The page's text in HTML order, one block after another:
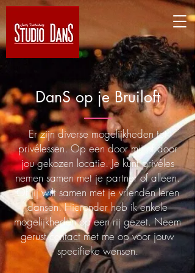
DanS op je Bruiloft
Er zijn diverse mogelijkheden tot
privélessen. Op een door mij of door
jou gekozen locatie. Je kunt privéles
nemen samen met je partner of alleen.
Of jij wilt samen met je vrienden leren
dansen. Hieronder heb ik enkele
mogelijkheden op een rij gezet. Neem
gerustcontactmet me op voor jouw
specifieke wensen.